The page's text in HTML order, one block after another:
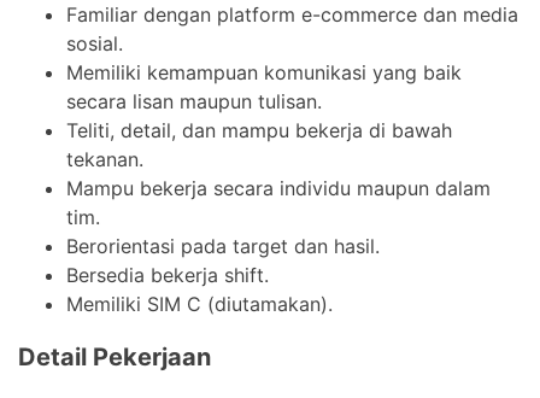
Familiar dengan platform e-commerce dan media
sosial.
Memiliki kemampuan komunikasi yang baik
secara lisan maupun tulisan.
Teliti, detail, dan mampu bekerja di bawah
tekanan.
Mampu bekerja secara individu maupun dalam
tim.
Berorientasi pada target dan hasil.
Bersedia bekerja shift.
Memiliki SIM C (diutamakan).
Detail Pekerjaan